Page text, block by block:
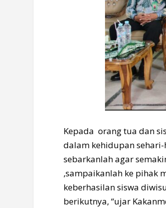
Kepada orang tua dan
dalam kehidupan
sebarkanlah agar
,sampaikanlah ke pihak
keberhasilan siswa
berikutnya, “ujar